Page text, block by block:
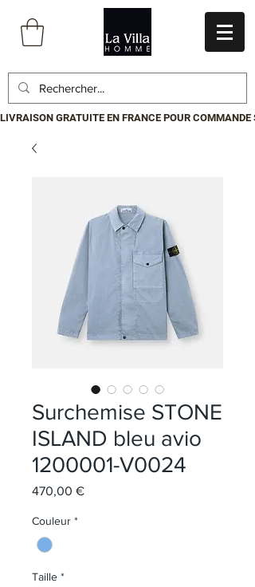
LIVRAISON GRATUITE EN FRANCE POUR
Surchemise STONE
ISLAND bleu avio
1200001-V0024
470,00 €Prix
Couleur *
Taille *